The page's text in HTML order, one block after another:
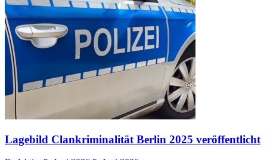
Lagebild Clankriminalität Berlin 2025 veröffentlicht